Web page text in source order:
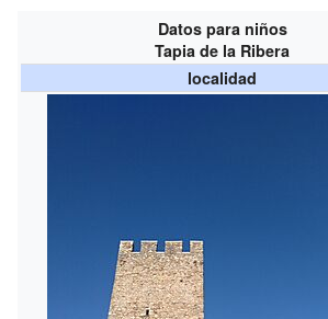
Datos para niños
Tapia de la Ribera
localidad